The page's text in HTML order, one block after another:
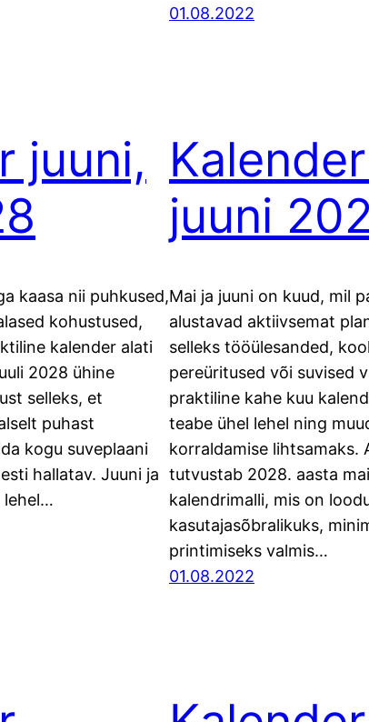
01.08.2022
juuni,
kaasa nii puhkused,
kohustused,
kalender alati
2028 ühine
selleks, et
puhast
kogu suveplaani
hallatav. Juuni ja
lehel…
juuni
Mai ja juuni on kuud, mil
alustavad aktiivsemat
selleks tööülesanded,
pereüritused või suvised
praktiline kahe kuu
teabe ühel lehel ning
korraldamise lihtsamaks.
tutvustab 2028. aasta
kalendrimalli, mis on
kasutajasõbralikuks,
printimiseks valmis…
01.08.2022